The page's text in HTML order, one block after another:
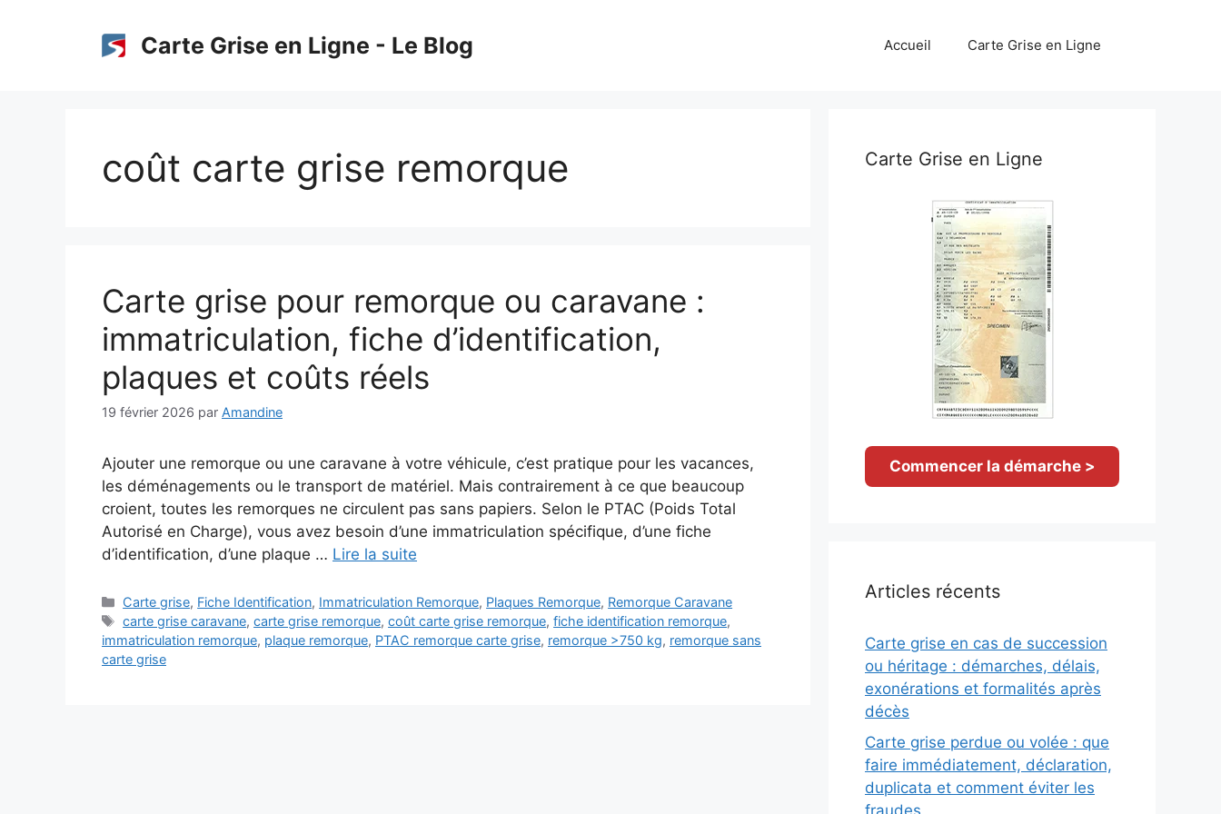
Carte Grise en Ligne - Le Blog Accueil Carte Grise en Ligne
coût carte grise remorque
Carte grise pour remorque ou caravane :
immatriculation, fiche d’identification,
plaques et coûts réels
19 février 2026 par Amandine
Ajouter une remorque ou une caravane à votre véhicule, c’est pratique pour les vacances,
les déménagements ou le transport de matériel. Mais contrairement à ce que beaucoup
croient, toutes les remorques ne circulent pas sans papiers. Selon le PTAC (Poids Total
Autorisé en Charge), vous avez besoin d’une immatriculation spécifique, d’une fiche
d’identification, d’une plaque … Lire la suite
Catégories
Carte grise, Fiche Identification, Immatriculation Remorque, Plaques Remorque, Remorque Caravane
Étiquettes
carte grise caravane,carte grise remorque,coût carte grise remorque,fiche identification remorque,
immatriculation remorque, plaque remorque, PTAC remorque carte grise, remorque >750 kg, remorque sans
carte grise
Carte Grise en Ligne
Commencer la démarche >
Articles récents
Carte grise en cas de succession
ou héritage : démarches, délais,
exonérations et formalités après
décès
Carte grise perdue ou volée : que
faire immédiatement, déclaration,
duplicata et comment éviter les
fraudes